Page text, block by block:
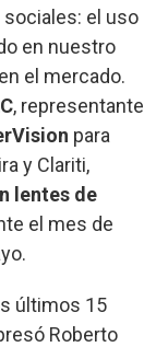
sociales: el uso
en nuestro
el mercado.
, representante
para
y Clariti,
lentes de
el mes de
últimos 15
Roberto